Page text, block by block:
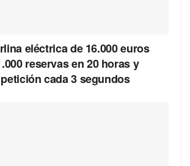
eléctrica de 16.000 euros
reservas en 20 horas y
cada 3 segundos